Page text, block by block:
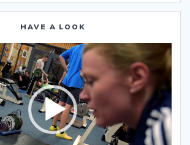
HAVE A LOOK
Video-
Player